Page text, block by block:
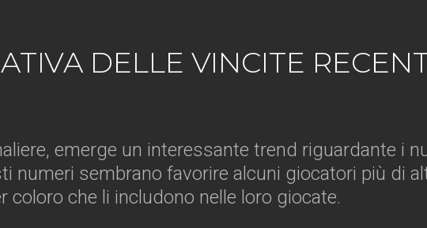
DELLE VINCITE
emerge un interessante trend riguardante i
numeri sembrano favorire alcuni giocatori più di
coloro che li includono nelle loro giocate.